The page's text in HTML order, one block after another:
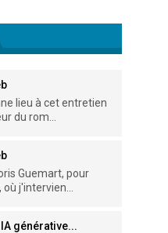
lieu à cet entretien
du rom...
Guemart, pour
j'intervien...
générative...